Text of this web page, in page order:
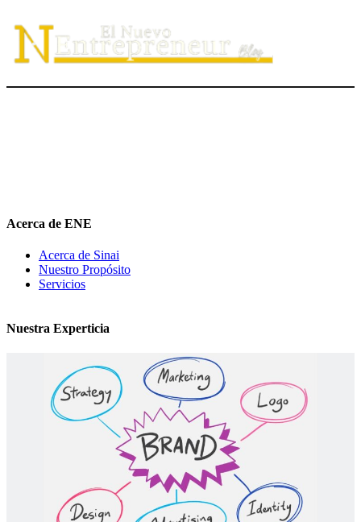
Acerca de ENE
Acerca de Sinai
Nuestro Propósito
Servicios
Nuestra Experticia